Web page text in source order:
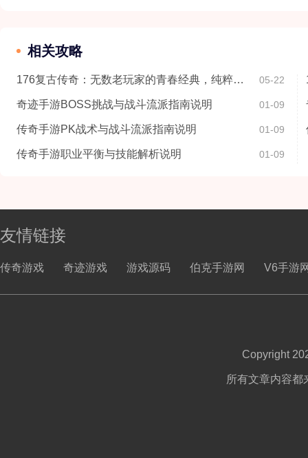
相关攻略
176复古传奇：无数老玩家的青春经典，纯粹复古极致爽感 05-22
奇迹手游BOSS挑战与战斗流派指南说明 01-09
传奇手游PK战术与战斗流派指南说明 01-09
传奇手游职业平衡与技能解析说明 01-09
友情链接
传奇游戏 奇迹游戏 游戏源码 伯克手游网 V6手游
Copyright
所有文章内容都